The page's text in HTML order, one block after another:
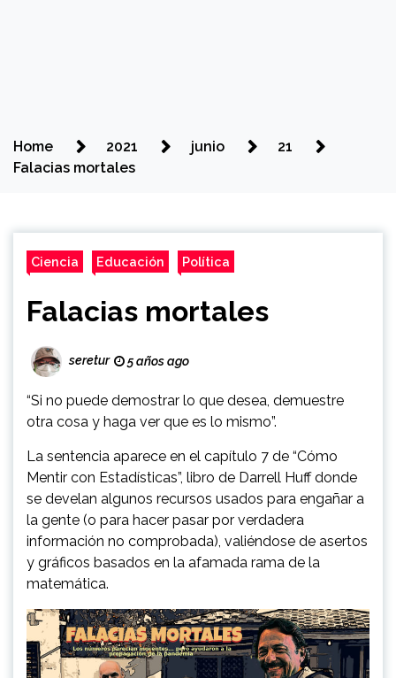
Home 2021 junio
21
Falacias mortales
Ciencia Educación Política
Falacias mortales
seretur 5 años ago
“Si no puede demostrar lo que desea, demuestre
otra cosa y haga ver que es lo mismo”.
La sentencia aparece en el capítulo 7 de “Cómo
Mentir con Estadísticas”, libro de Darrell Huff donde
se develan algunos recursos usados para engañar a
la gente (o para hacer pasar por verdadera
información no comprobada), valiéndose de asertos
y gráficos basados en la afamada rama de la
matemática.